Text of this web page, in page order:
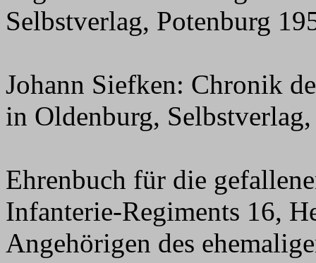
Selbstverlag, Potenburg
Johann Siefken: Chronik
in Oldenburg,
Ehrenbuch für die
Infanterie-Regiments 16,
Angehörigen des